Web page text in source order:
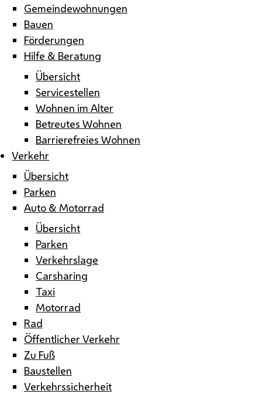
Gemeindewohnungen
Bauen
Förderungen
Hilfe & Beratung
Übersicht
Servicestellen
Wohnen im Alter
Betreutes Wohnen
Barrierefreies Wohnen
Verkehr
Übersicht
Parken
Auto & Motorrad
Übersicht
Parken
Verkehrslage
Carsharing
Taxi
Motorrad
Rad
Öffentlicher Verkehr
Zu Fuß
Baustellen
Verkehrssicherheit